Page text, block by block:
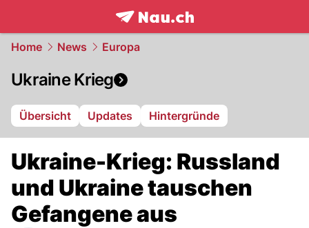
frontpage.NAU.ch
Home News Europa
Ukraine Krieg
Übersicht Updates Hintergründe
Ukraine-Krieg: Russland
und Ukraine tauschen
Gefangene aus